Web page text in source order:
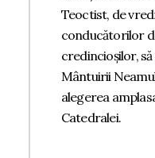
Teoctist, de
conducătorilor
credincioșilor,
Mântuirii
alegerea
Catedralei.